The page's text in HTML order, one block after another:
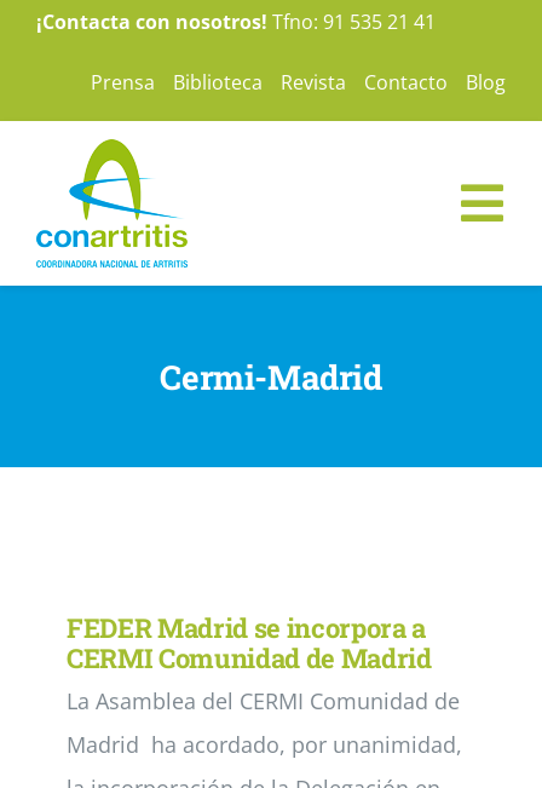
Saltar¡Contacta con nosotros! Tfno: 91 535 21 41
Prensa Biblioteca Revista Contacto Blog
Noticias
Colabora
Asóciate
Cermi-Madrid
FEDER Madrid se incorpora a
CERMI Comunidad de Madrid
La Asamblea del CERMI Comunidad de
Madrid ha acordado, por unanimidad,